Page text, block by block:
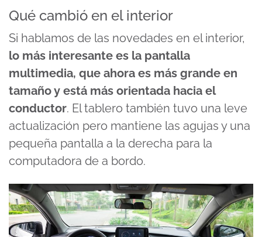
Qué cambió en el interior
Si hablamos de las novedades en el interior,
lo más interesante es la pantalla
multimedia, que ahora es más grande en
tamaño y está más orientada hacia el
conductor. El tablero también tuvo una leve
actualización pero mantiene las agujas y una
pequeña pantalla a la derecha para la
computadora de a bordo.